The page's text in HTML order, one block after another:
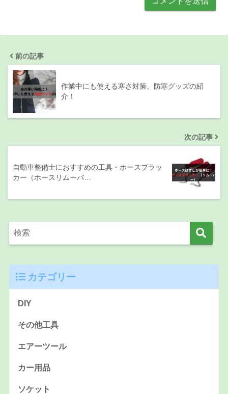
前の記事
作業中にも使える寒さ対策、防寒グッズの紹
介！
次の記事
自動車整備士におすすめの工具・ホースプラッ
カー（ホースリムーバ…
カテゴリー
DIY
その他工具
エアーツール
カー用品
ソケット